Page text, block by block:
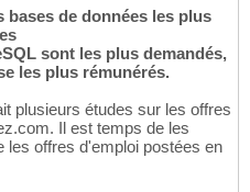
bases de données les plus
sont les plus demandés,
les plus rémunérés.
plusieurs études sur les offres
Il est temps de les
les offres d'emploi postées en